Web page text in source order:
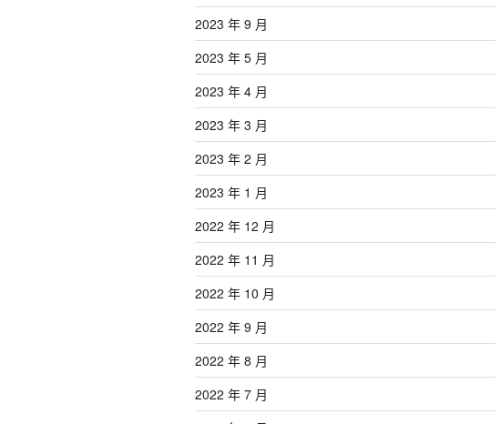
2023 年 9 月
2023 年 5 月
2023 年 4 月
2023 年 3 月
2023 年 2 月
2023 年 1 月
2022 年 12 月
2022 年 11 月
2022 年 10 月
2022 年 9 月
2022 年 8 月
2022 年 7 月